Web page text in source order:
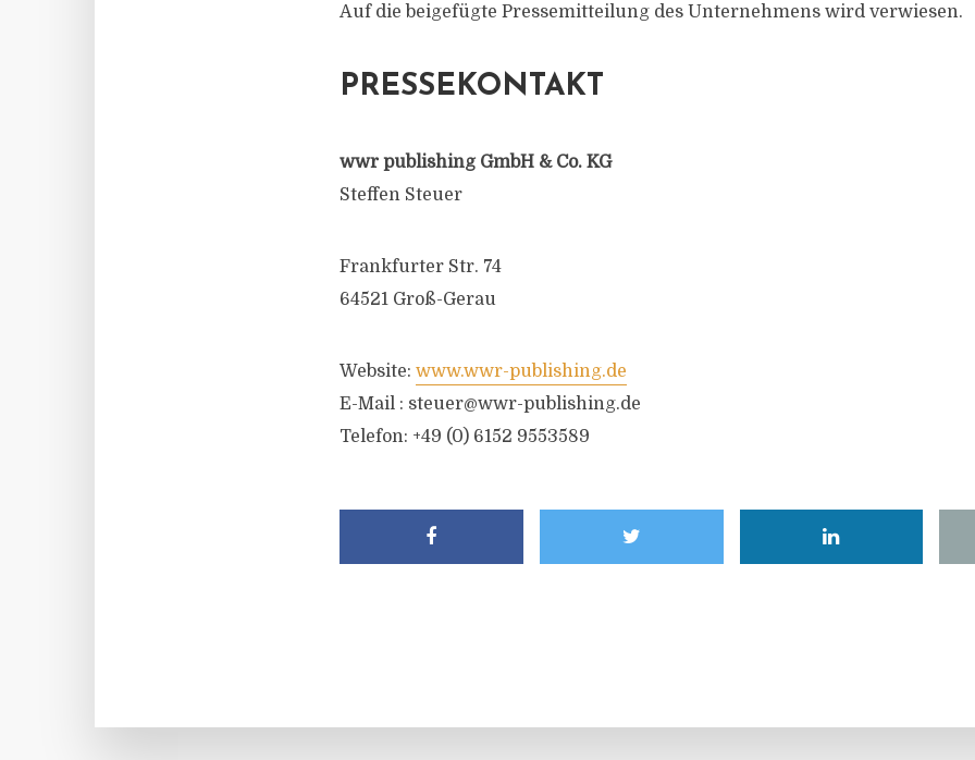
Auf die beigefügte Pressemitteilung des Unternehmens wird verwiesen.
PRESSEKONTAKT
wwr publishing GmbH & Co. KG
Steffen Steuer
Frankfurter Str. 74
64521 Groß-Gerau
Website: www.wwr-publishing.de
E-Mail : steuer@wwr-publishing.de
Telefon: +49 (0) 6152 9553589